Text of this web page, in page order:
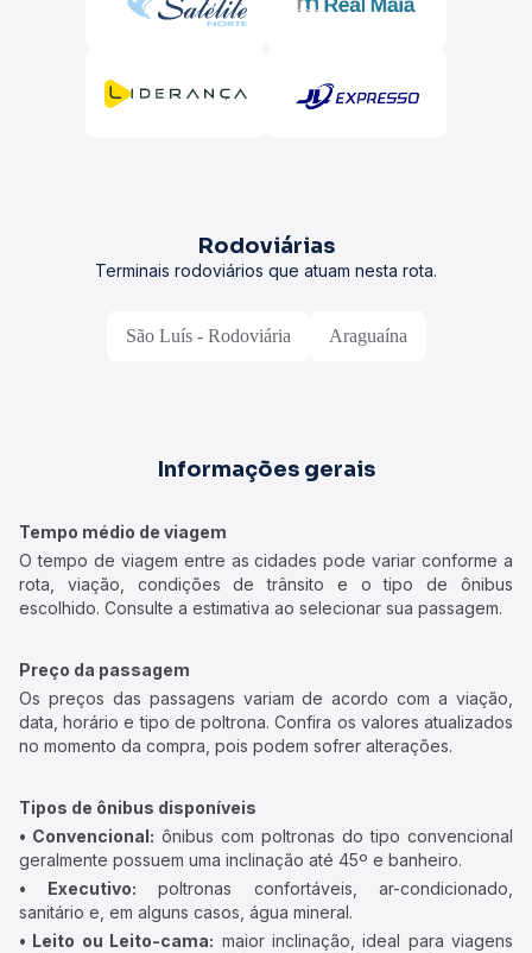
Rodoviárias
Terminais rodoviários que atuam nesta rota.
São Luís - Rodoviária Araguaína
Informações gerais
Tempo médio de viagem
O tempo de viagem entre as cidades pode variar conforme a
rota, viação, condições de trânsito e o tipo de ônibus
escolhido. Consulte a estimativa ao selecionar sua passagem.
Preço da passagem
Os preços das passagens variam de acordo com a viação,
data, horário e tipo de poltrona. Confira os valores atualizados
no momento da compra, pois podem sofrer alterações.
Tipos de ônibus disponíveis
• Convencional: ônibus com poltronas do tipo convencional
geralmente possuem uma inclinação até 45º e banheiro.
• Executivo: poltronas confortáveis, ar-condicionado,
sanitário e, em alguns casos, água mineral.
• Leito ou Leito-cama: maior inclinação, ideal para viagens